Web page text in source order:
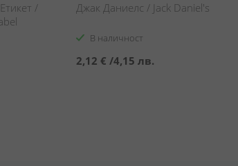
/
Джак Даниелс / Jack Daniel's
В наличност
2,12 € /4,15 лв.